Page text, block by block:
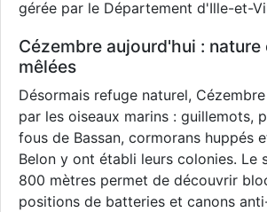
gérée par le Département d'Ille-et-
Cézembre aujourd'hui :
mêlées
Désormais refuge naturel,
par les oiseaux marins : guillemots,
fous de Bassan, cormorans huppés
Belon y ont établi leurs colonies. Le
800 mètres permet de découvrir
positions de batteries et canons